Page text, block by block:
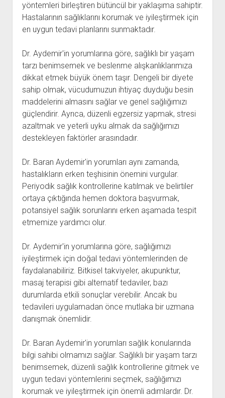
yöntemleri birleştiren bütüncül bir yaklaşıma sahiptir.
Hastalarının sağlıklarını korumak ve iyileştirmek için
en uygun tedavi planlarını sunmaktadır.
Dr. Aydemir'in yorumlarına göre, sağlıklı bir yaşam
tarzı benimsemek ve beslenme alışkanlıklarımıza
dikkat etmek büyük önem taşır. Dengeli bir diyete
sahip olmak, vücudumuzun ihtiyaç duyduğu besin
maddelerini almasını sağlar ve genel sağlığımızı
güçlendirir. Ayrıca, düzenli egzersiz yapmak, stresi
azaltmak ve yeterli uyku almak da sağlığımızı
destekleyen faktörler arasındadır.
Dr. Baran Aydemir'in yorumları aynı zamanda,
hastalıkların erken teşhisinin önemini vurgular.
Periyodik sağlık kontrollerine katılmak ve belirtiler
ortaya çıktığında hemen doktora başvurmak,
potansiyel sağlık sorunlarını erken aşamada tespit
etmemize yardımcı olur.
Dr. Aydemir'in yorumlarına göre, sağlığımızı
iyileştirmek için doğal tedavi yöntemlerinden de
faydalanabiliriz. Bitkisel takviyeler, akupunktur,
masaj terapisi gibi alternatif tedaviler, bazı
durumlarda etkili sonuçlar verebilir. Ancak bu
tedavileri uygulamadan önce mutlaka bir uzmana
danışmak önemlidir.
Dr. Baran Aydemir'in yorumları sağlık konularında
bilgi sahibi olmamızı sağlar. Sağlıklı bir yaşam tarzı
benimsemek, düzenli sağlık kontrollerine gitmek ve
uygun tedavi yöntemlerini seçmek, sağlığımızı
korumak ve iyileştirmek için önemli adımlardır. Dr.